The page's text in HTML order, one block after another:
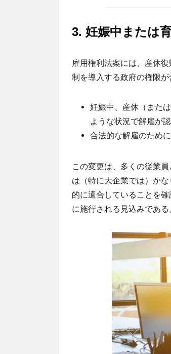
3. 妊娠中または
雇用権利法案には、産休
制を導入する政府の権限
妊娠中、産休（また
ような状況で解雇が
合法的な解雇のため
この変更は、多くの従業
は（特に大企業では）か
的に適合していることを
に施行される見込みである